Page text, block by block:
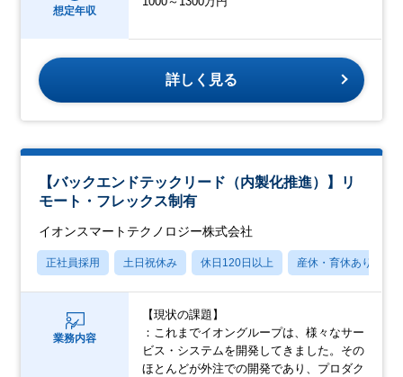
想定年収
詳しく見る
【バックエンドテックリード（内製化推進）】リ
モート・フレックス制有
イオンスマートテクノロジー株式会社
正社員採用 土日祝休み 休日120日以上 産休・育休あり
業務内容
【現状の課題】
：これまでイオングループは、様々なサー
ビス・システムを開発してきました。その
ほとんどが外注での開発であり、プロダク